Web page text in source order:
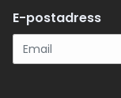
E-postadress